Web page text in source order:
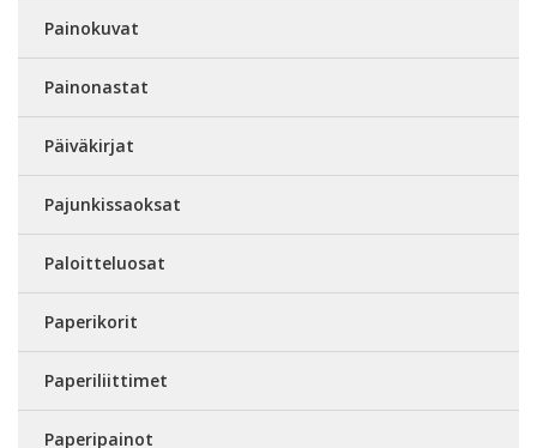
Painokuvat
Painonastat
Päiväkirjat
Pajunkissaoksat
Paloitteluosat
Paperikorit
Paperiliittimet
Paperipainot